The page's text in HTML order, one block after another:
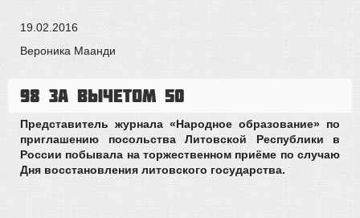
19.02.2016
Вероника Маанди
98 за вычетом 50
Представитель журнала «Народное образование» по
приглашению посольства Литовской Республики в
России побывала на торжественном приёме по случаю
Дня восстановления литовского государства.